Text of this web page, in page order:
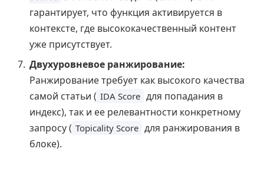
гарантирует, что функция активируется в
контексте, где высококачественный контент
уже присутствует.
Двухуровневое ранжирование:
Ранжирование требует как высокого качества
самой статьи ( IDA Score для попадания в
индекс), так и ее релевантности конкретному
запросу ( Topicality Score для ранжирования в
блоке).